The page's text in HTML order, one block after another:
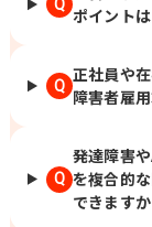
Q
ポイントは
Q
正社員や
障害者雇
Q
発達障害
を複合的
できますか